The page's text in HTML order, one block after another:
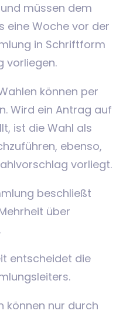
müssen dem
eine Woche vor der
in Schriftform
vorliegen.
können per
Wird ein Antrag auf
ist die Wahl als
ebenso,
vorliegt.
beschließt
über
entscheidet die
können nur durch